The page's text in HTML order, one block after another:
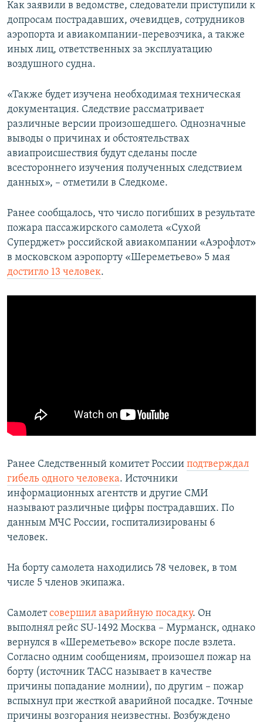
Как заявили в ведомстве, следователи приступили к
допросам пострадавших, очевидцев, сотрудников
аэропорта и авиакомпании-перевозчика, а также
иных лиц, ответственных за эксплуатацию
воздушного судна.
«Также будет изучена необходимая техническая
документация. Следствие рассматривает
различные версии произошедшего. Однозначные
выводы о причинах и обстоятельствах
авиапроисшествия будут сделаны после
всестороннего изучения полученных следствием
данных», – отметили в Следкоме.
Ранее сообщалось, что число погибших в результате
пожара пассажирского самолета «Сухой
Суперджет» российской авиакомпании «Аэрофлот»
в московском аэропорту «Шереметьево» 5 мая
достигло 13 человек.
Ранее Следственный комитет России подтверждал
гибель одного человека. Источники
информационных агентств и другие СМИ
называют различные цифры пострадавших. По
данным МЧС России, госпитализированы 6
человек.
На борту самолета находились 78 человек, в том
числе 5 членов экипажа.
Самолетсовершил аварийную посадку. Он
выполнял рейс SU-1492 Москва – Мурманск, однако
вернулся в «Шереметьево» вскоре после взлета.
Согласно одним сообщениям, произошел пожар на
борту (источник ТАСС называет в качестве
причины попадание молнии), по другим – пожар
вспыхнул при жесткой аварийной посадке. Точные
причины возгорания неизвестны. Возбуждено